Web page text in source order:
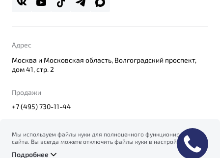
Адрес
Москва и Московская область, Волгоградский проспект,
дом 41, стр. 2
Продажи
+7 (495) 730-11-44
© 2026
Мы используем файлы куки для полноценного функционирования
сайта. Вы всегда можете отключить файлы куки в настройках
вашего браузера. Продолжая использовать сайт, вы соглашаетесь
на сбор и использование файлов куки, и подтверждаете
Подробнее